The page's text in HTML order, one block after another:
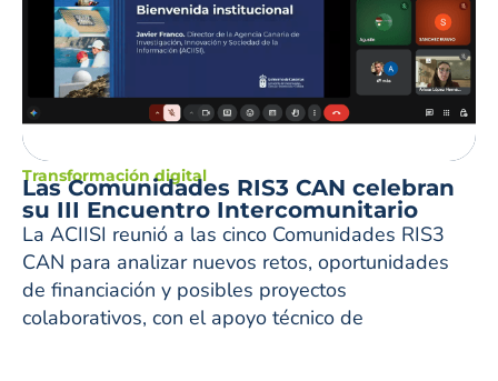
Transformación digital
Las Comunidades RIS3 CAN celebran
su III Encuentro Intercomunitario
La ACIISI reunió a las cinco Comunidades RIS3
CAN para analizar nuevos retos, oportunidades
de financiación y posibles proyectos
colaborativos, con el apoyo técnico de